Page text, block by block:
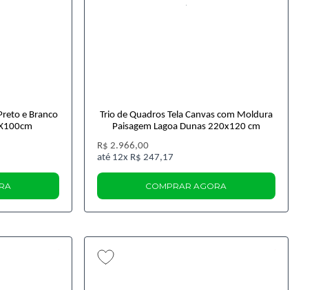
e Branco
Trio de Quadros Tela Canvas com Moldura
Paisagem Lagoa Dunas 220x120 cm
R$ 2.966,00
12x R$ 247,17
COMPRAR AGORA